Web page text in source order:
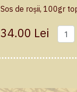
Sos de roșii, 100gr
34.00 Lei